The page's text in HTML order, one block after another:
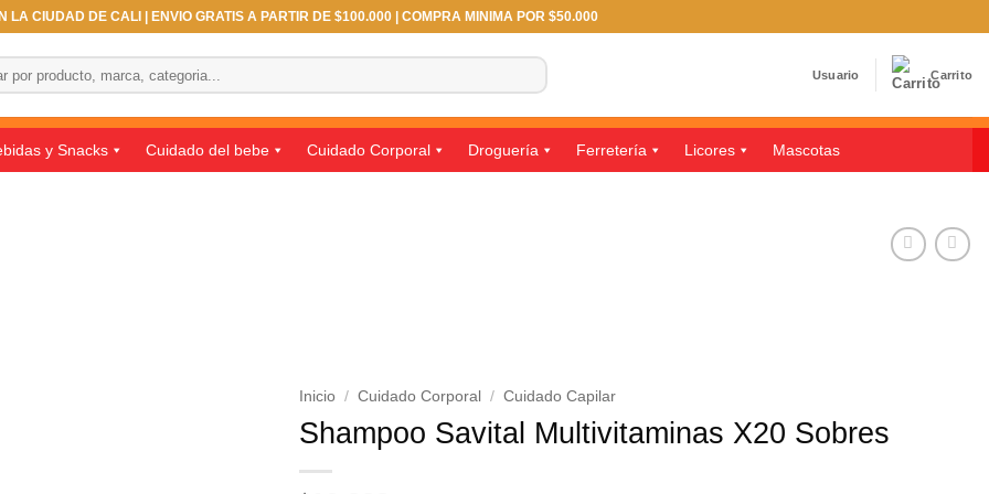
LA CIUDAD DE CALI | ENVIO GRATIS A PARTIR DE $100.000 | COMPRA MINIMA POR $50.000
Usuario Carrito
y Snacks Cuidado del bebe Cuidado Corporal Droguería Ferretería Licores Mascotas
Inicio / Cuidado Corporal / Cuidado Capilar
Shampoo Savital Multivitaminas X20 Sobres